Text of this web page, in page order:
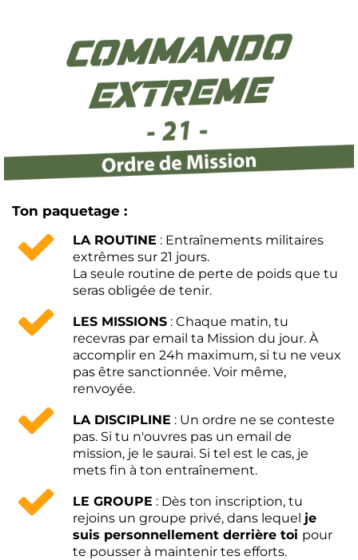
Ton paquetage :
LA ROUTINE : Entraînements militaires
extrêmes sur 21 jours.
La seule routine de perte de poids que tu
seras obligée de tenir.
LES MISSIONS : Chaque matin, tu
recevras par email ta Mission du jour. À
accomplir en 24h maximum, si tu ne veux
pas être sanctionnée. Voir même,
renvoyée.
LA DISCIPLINE : Un ordre ne se conteste
pas. Si tu n'ouvres pas un email de
mission, je le saurai. Si tel est le cas, je
mets fin à ton entraînement.
LE GROUPE : Dès ton inscription, tu
rejoins un groupe privé, dans lequel je
suis personnellement derrière toi pour
te pousser à maintenir tes efforts.